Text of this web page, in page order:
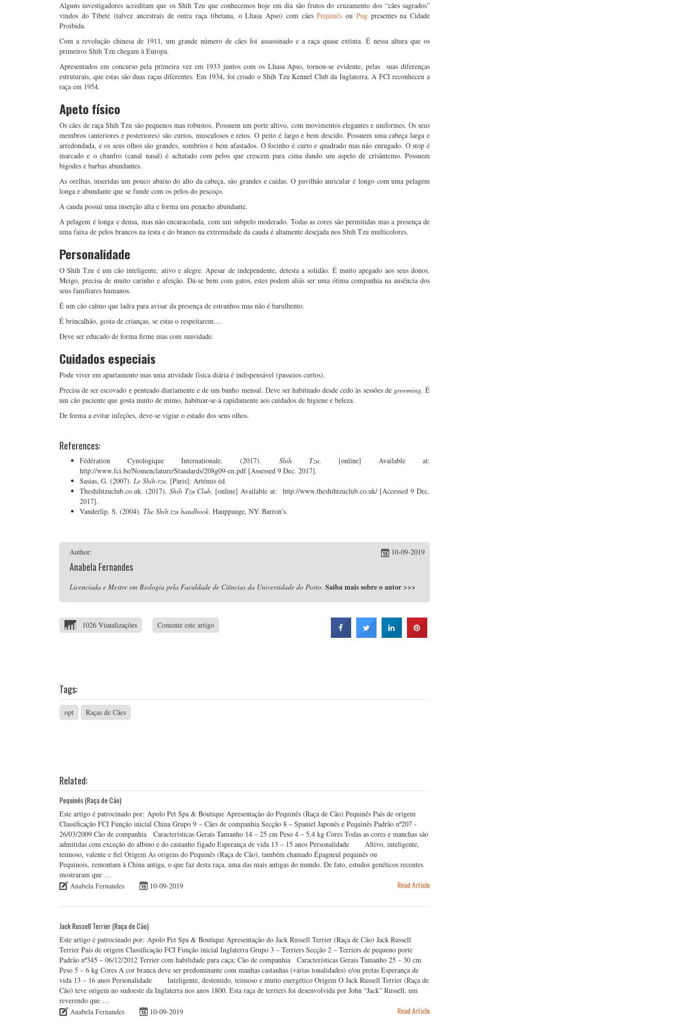
Alguns investigadores acreditam que os Shih Tzu que conhecemos hoje em dia são frutos do cruzamento dos “cães sagrados”
vindos do Tibete (talvez ancestrais de outra raça tibetana, o Lhasa Apso) com cãesPequinês ou Pugpresentes na Cidade
Proibida.
Com a revolução chinesa de 1911, um grande número de cães foi assassinado e a raça quase extinta. É nessa altura que os
primeiros Shih Tzu chegam à Europa.
Apresentados em concurso pela primeira vez em 1933 juntos com os Lhasa Apso, tornou-se evidente, pelas suas diferenças
estruturais, que estas são duas raças diferentes. Em 1934, foi criado o Shih Tzu Kennel Club da Inglaterra. A FCI reconheceu a
raça em 1954.
Apeto físico
Os cães de raça Shih Tzu são pequenos mas robustos. Possuem um porte altivo, com movimentos elegantes e uniformes. Os seus
membros (anteriores e posteriores) são curtos, musculosos e retos. O peito é largo e bem descido. Possuem uma cabeça larga e
arredondada, e os seus olhos são grandes, sombrios e bem afastados. O focinho é curto e quadrado mas não enrugado. O stop é
marcado e o chanfro (canal nasal) é achatado com pelos que crescem para cima dando um aspeto de crisântemo. Possuem
bigodes e barbas abundantes.
As orelhas, inseridas um pouco abaixo do alto da cabeça, são grandes e caídas. O pavilhão auricular é longo com uma pelagem
longa e abundante que se funde com os pelos do pescoço.
A cauda possui uma inserção alta e forma um penacho abundante.
A pelagem é longa e densa, mas não encaracolada, com um subpelo moderado. Todas as cores são permitidas mas a presença de
uma faixa de pelos brancos na testa e do branco na extremidade da cauda é altamente desejada nos Shih Tzu multicolores.
Personalidade
O Shih Tzu é um cão inteligente, ativo e alegre. Apesar de independente, detesta a solidão. É muito apegado aos seus donos.
Meigo, precisa de muito carinho e afeição. Dá-se bem com gatos, estes podem aliás ser uma ótima companhia na ausência dos
seus familiares humanos.
É um cão calmo que ladra para avisar da presença de estranhos mas não é barulhento.
É brincalhão, gosta de crianças, se estas o respeitarem…
Deve ser educado de forma firme mas com suavidade.
Cuidados especiais
Pode viver em apartamento mas uma atividade física diária é indispensável (passeios curtos).
Precisa de ser escovado e penteado diariamente e de um banho mensal. Deve ser habituado desde cedo às sessões de grooming. É
um cão paciente que gosta muito de mimo, habituar-se-á rapidamente aos cuidados de higiene e beleza.
De forma a evitar infeções, deve-se vigiar o estado dos seus olhos.
References:
Fédération Cynologique Internationale. (2017). Shih Tzu. [online] Available at:
http://www.fci.be/Nomenclature/Standards/208g09-en.pdf [Assessed 9 Dec. 2017].
Sasias, G. (2007). Le Shih-tzu. [Paris]: Artémis éd.
Theshihtzuclub.co.uk. (2017). Shih Tzu Club. [online] Available at: http://www.theshihtzuclub.co.uk/ [Accessed 9 Dec.
2017].
Vanderlip, S. (2004). The Shih tzu handbook. Hauppauge, NY: Barron’s.
Author:
Anabela Fernandes
10-09-2019
Licenciada e Mestre em Biologia pela Faculdade de Ciências da Universidade do Porto. Saiba mais sobre o autor >>>
1026 Visualizações Comente este artigo
Tags:
opt Raças de Cães
Related:
Pequinês (Raça de Cão)
Este artigo é patrocinado por: Apolo Pet Spa & Boutique Apresentação do Pequinês (Raça de Cão) Pequinês País de origem
Classificação FCI Função inicial China Grupo 9 – Cães de companhia Secção 8 – Spaniel Japonês e Pequinês Padrão nº207 -
26/03/2009 Cão de companhia Características Gerais Tamanho 14 – 25 cm Peso 4 – 5,4 kg Cores Todas as cores e manchas são
admitidas com exceção do albino e do castanho fígado Esperança de vida 13 – 15 anos Personalidade Altivo, inteligente,
teimoso, valente e fiel Origem As origens do Pequinês (Raça de Cão), também chamado Épagneul pequinês ou
Pequinois, remontam à China antiga, o que faz desta raça, uma das mais antigas do mundo. De fato, estudos genéticos recentes
mostraram que …
Anabela Fernandes
10-09-2019 Read Article
Jack Russell Terrier (Raça de Cão)
Este artigo é patrocinado por: Apolo Pet Spa & Boutique Apresentação do Jack Russell Terrier (Raça de Cão) Jack Russell
Terrier País de origem Classificação FCI Função inicial Inglaterra Grupo 3 – Terriers Secção 2 – Terriers de pequeno porte
Padrão nº345 – 06/12/2012 Terrier com habilidade para caça; Cão de companhia Características Gerais Tamanho 25 – 30 cm
Peso 5 – 6 kg Cores A cor branca deve ser predominante com manhas castanhas (várias tonalidades) e/ou pretas Esperança de
vida 13 – 16 anos Personalidade Inteligente, destemido, teimoso e muito energético Origem O Jack Russell Terrier (Raça de
Cão) teve origem no sudoeste da Inglaterra nos anos 1800. Esta raça de terriers foi desenvolvida por John “Jack” Russell, um
reverendo que …
Anabela Fernandes
10-09-2019 Read Article